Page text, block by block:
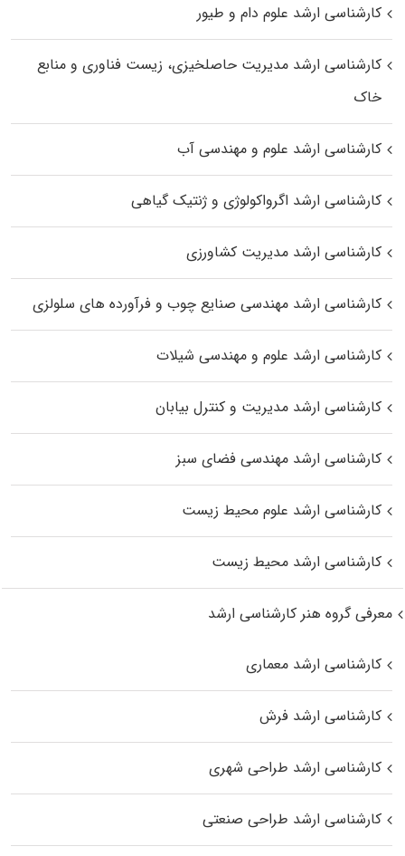
کارشناسی ارشد علوم دام و طیور
کارشناسی ارشد مدیریت حاصلخیزی، زیست فناوری و منابع
خاک
کارشناسی ارشد علوم و مهندسی آب
کارشناسی ارشد اگرواکولوژی و ژنتیک گیاهی
کارشناسی ارشد مدیریت کشاورزی
کارشناسی ارشد مهندسی صنایع چوب و فرآورده‌ های سلولزی
کارشناسی ارشد علوم و مهندسی شیلات
کارشناسی ارشد مدیریت و کنترل بیابان
کارشناسی ارشد مهندسی فضای سبز
کارشناسی ارشد علوم محیط‌ زیست
کارشناسی ارشد محیط زیست
معرفی گروه هنر کارشناسی ارشد
کارشناسی ارشد معماری
کارشناسی ارشد فرش
کارشناسی ارشد طراحی شهری
کارشناسی ارشد طراحی صنعتی